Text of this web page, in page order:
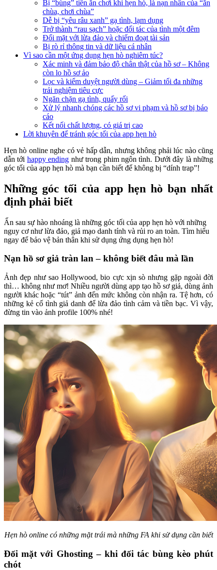
Bị “bùng” tiền ăn chơi khi hẹn hò, là nạn nhân của “ăn
chùa, chơi chùa”
Dễ bị “yêu râu xanh” gạ tình, lạm dụng
Trở thành “rau sạch” hoặc đối tác của tình một đêm
Đối mặt với lừa đảo và chiếm đoạt tài sản
Bị rò rỉ thông tin và dữ liệu cá nhân
Vì sao cần một ứng dụng hẹn hò nghiêm túc?
Xác minh và đảm bảo độ chân thật của hồ sơ – Không
còn lo hồ sơ ảo
Lọc và kiểm duyệt người dùng – Giảm tối đa những
trải nghiệm tiêu cực
Ngăn chặn gạ tình, quấy rối
Xử lý nhanh chóng các hồ sơ vi phạm và hồ sơ bị báo
cáo
Kết nối chất lượng, có giá trị cao
Lời khuyên để tránh góc tối của app hẹn hò
Hẹn hò online nghe có vẻ hấp dẫn, nhưng không phải lúc nào cũng
dẫn tới happy ending như trong phim ngôn tình. Dưới đây là những
góc tối của app hẹn hò mà bạn cần biết để không bị “dính trap”!
Những góc tối của app hẹn hò bạn nhất
định phải biết
Ẩn sau sự hào nhoáng là những góc tối của app hẹn hò với những
nguy cơ như lừa đảo, giả mạo danh tính và rủi ro an toàn. Tìm hiểu
ngay để bảo vệ bản thân khi sử dụng ứng dụng hẹn hò!
Nạn hồ sơ giả tràn lan – không biết đâu mà lần
Ảnh đẹp như sao Hollywood, bio cực xịn sò nhưng gặp ngoài đời
thì… không như mơ! Nhiều người dùng app tạo hồ sơ giả, dùng ảnh
người khác hoặc “tút” ảnh đến mức không còn nhận ra. Tệ hơn, có
những kẻ cố tình giả danh để lừa đảo tình cảm và tiền bạc. Vì vậy,
đừng tin vào ảnh profile 100% nhé!
Hẹn hò online có những mặt trái mà những FA khi sử dụng cần biết
Đối mặt với Ghosting – khi đối tác bùng kèo phút
chót